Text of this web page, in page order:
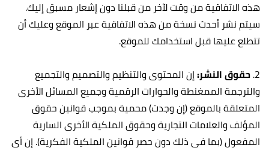
هذه الاتفاقية من وقت لآخر من قبلنا دون إشعار مسبق إليك.
سيتم نشر أحدث نسخة من هذه الاتفاقية عبر الموقع وعليك أن
تتطلع عليها قبل استخدامك للموقع.
2. حقوق النشر:إن المحتوى والتنظيم والتصميم والتجميع
والترجمة الممغنطة والحوارات الرقمية وجميع المسائل الأخرى
المتعلقة بالموقع (إن وجدت) محمية بموجب قوانين حقوق
المؤلف والعلامات التجارية وحقوق الملكية الأخرى السارية
المفعول (بما في ذلك دون حصر قوانين الملكية الفكرية). إن أي